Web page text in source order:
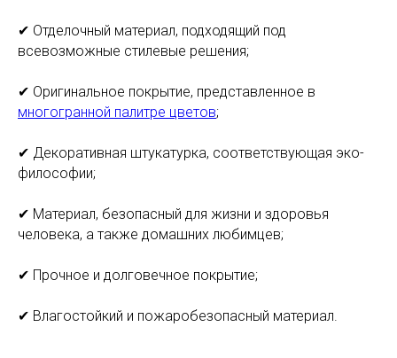
✔ Отделочный материал, подходящий под
всевозможные стилевые решения;
✔ Оригинальное покрытие, представленное в
многогранной палитре цветов;
✔ Декоративная штукатурка, соответствующая эко-
философии;
✔ Материал, безопасный для жизни и здоровья
человека, а также домашних любимцев;
✔ Прочное и долговечное покрытие;
✔ Влагостойкий и пожаробезопасный материал.